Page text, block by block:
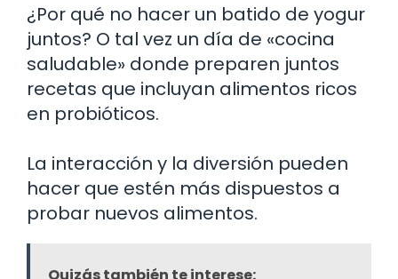
¿Por qué no hacer un batido de yogur
juntos? O tal vez un día de «cocina
saludable» donde preparen juntos
recetas que incluyan alimentos ricos
en probióticos.
La interacción y la diversión pueden
hacer que estén más dispuestos a
probar nuevos alimentos.
Quizás también te interese: